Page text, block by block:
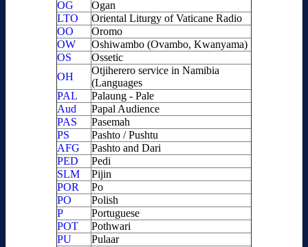
OG
Ogan
LTO
Oriental Liturgy of Vaticane Radio
OO
Oromo
OW
Oshiwambo (Ovambo, Kwanyama)
OS
Ossetic
OH
Otjiherero service in Namibia
(Languages
PAL
Palaung - Pale
Aud
Papal Audience
PAS
Pasemah
PS
Pashto / Pushtu
AFG
Pashto and Dari
PED
Pedi
SLM
Pijin
POR
Po
PO
Polish
P
Portuguese
POT
Pothwari
PU
Pulaar